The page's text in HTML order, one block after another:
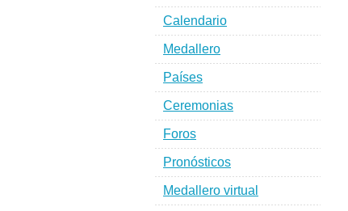
Calendario
Medallero
Países
Ceremonias
Foros
Pronósticos
Medallero virtual